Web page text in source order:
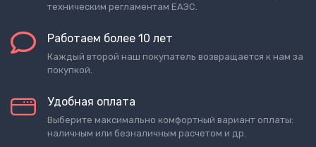
техническим регламентам ЕАЭС.
Работаем более 10 лет
Каждый второй наш покупатель возвращается к нам за
покупкой.
Удобная оплата
Выберите максимально комфортный вариант оплаты:
наличным или безналичным расчетом и др.